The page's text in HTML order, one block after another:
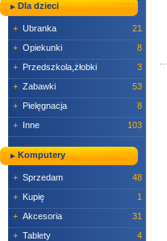
Dla dzieci
+ Ubranka
21
+ Opiekunki
8
+ Przedszkola,żłobki
3
+ Zabawki
53
+ Pielęgnacja
8
+ Inne 103
Komputery
+ Sprzedam
48
+ Kupię
1
+ Akcesoria
31
+ Tablety
4